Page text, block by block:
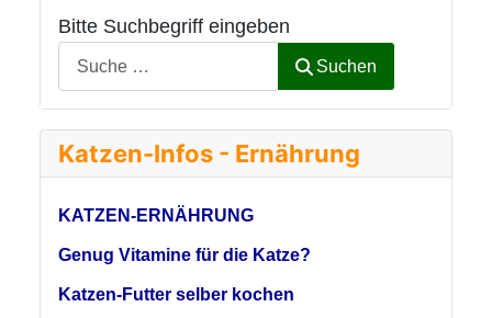
Bitte Suchbegriff eingeben
Suchen
Katzen-Infos - Ernährung
KATZEN-ERNÄHRUNG
Genug Vitamine für die Katze?
Katzen-Futter selber kochen